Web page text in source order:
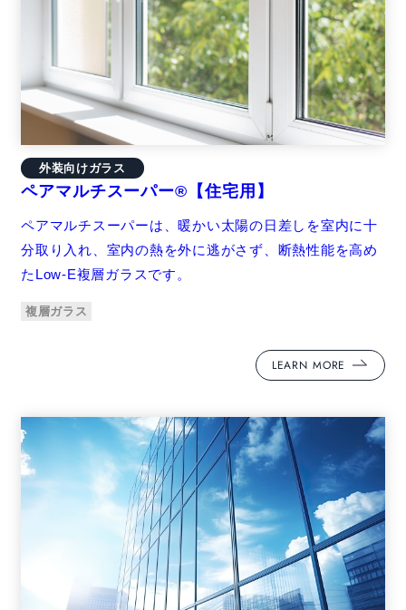
ペアマルチスーパー®【住宅用】
外装向けガラス
ペアマルチスーパーは、暖かい太陽の日差しを室内に十
分取り入れ、室内の熱を外に逃がさず、断熱性能を高め
たLow-E複層ガラスです。
複層ガラス
LEARN MORE